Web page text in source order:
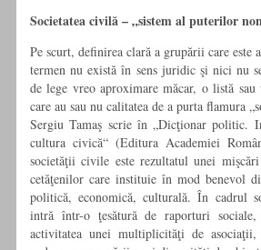
Societatea civilă – „sistem al puterilor
Pe scurt, definirea clară a grupării care este
termen nu există în sens juridic şi nici nu
de lege vreo aproximare măcar, o listă
care au sau nu calitatea de a purta flamura
Sergiu Tamaş scrie în „Dicţionar politic.
cultura civică“ (Editura Academiei
societăţii civile este rezultatul unei
cetăţenilor care instituie în mod benevol
politică, economică, culturală. În cadrul
intră într-o ţesătură de raporturi
activitatea unei multiplicităţi de